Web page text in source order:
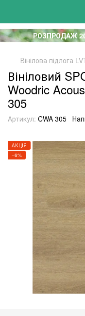
РОЗПРОДАЖ
Вінілова підлога
Вініловий
Woodric
305
Артикул: CWA 305
АКЦІЯ
−6%